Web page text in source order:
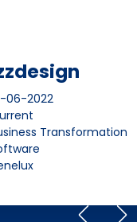
06-2022
Transformation